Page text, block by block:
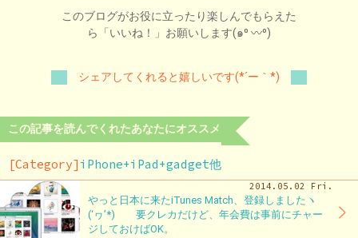
このブログがお役に立ったり楽しんでもらえた
ら「いいね！」お願いします(๑⁰ 〰⁰)
シェアしてくれると嬉しいです(*´ー｀*)
この記事を読んでくれたあなたにオススメ
[Category]iPhone+iPad+gadget他
2014.05.02 Fri.
やっと日本に来たiTunes Match、登録しましたヽ
(‘ヮ’*)ゝ 要クレカだけど、年会費は事前にチャー
ジしておけばOK。